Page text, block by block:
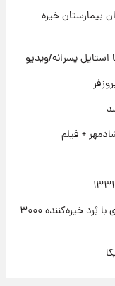
شهیدان حاجی‌زاده و
بیمارستان خیره
پسرانه/ویدیو
+ فیلم
سوخو-۳۰ با مخزن سوخت ۹.۶ تنی؛ جنگنده‌ای با بُرد خیره‌کننده ۳۰۰۰